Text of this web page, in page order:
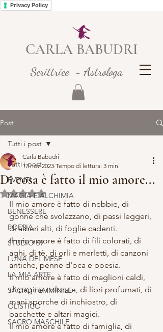
Privacy Policy
CARLA BABUDRI
Scrittrice - Astrologa
Post
Tutti i post
EVENTI
MAGIA E ALCHIMIA
BENESSERE
POESIA
STUDIO 69
LUNA DEL MESE
LA MIA ARTE
SACRO FEMMINILE
OLISTICO
SACRO MASCHILE
Tutti i post
Di cosa è fatto il mio amore...
Carla Babudri
17 nov 2023 Tempo di lettura: 3 min
Valutazione NaN stelle su 5.
Il mio amore è fatto di nebbie, di
gonne che svolazzano, di passi leggeri,
di alberi alti, di foglie cadenti.
Il mio amore è fatto di fili colorati, di
aghi, di tè, di orli e merletti, di canzoni
antiche, penne d'oca e poesia.
Il mio amore è fatto di maglioni caldi,
di pagine colorate, di libri profumati, di
mani sporche di inchiostro, di
bacchette e altari magici.
Il mio amore è fatto di famiglia, di